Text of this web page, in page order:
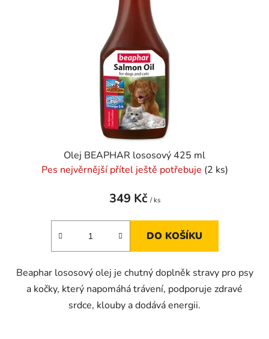
Olej BEAPHAR lososový 425 ml
Pes nejvěrnější přítel ještě potřebuje (2 ks)
349 Kč / ks
DO KOŠÍKU
Beaphar lososový olej je chutný doplněk stravy pro psy
a kočky, který napomáhá trávení, podporuje zdravé
srdce, klouby a dodává energii.